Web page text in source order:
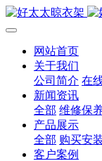
网站首页
关于我们
公司简介 在
新闻资讯
全部 维修保
产品展示
全部 购买安
客户案例